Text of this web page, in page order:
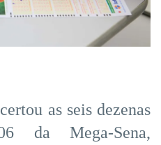
as seis dezenas
da Mega-Sena,